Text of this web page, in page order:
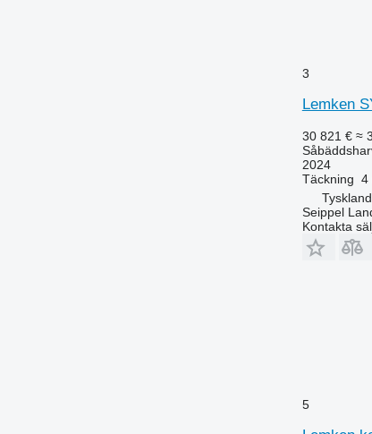
3
Lemken
30 821 € ≈
2024
Täckning 4
Seippel
Kontakta
5